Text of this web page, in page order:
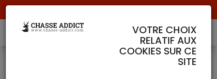
VOTRE CHOIX
RELATIF AUX
COOKIES SUR CE
SITE